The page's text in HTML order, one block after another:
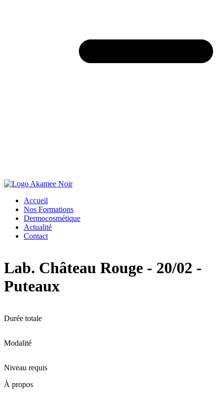
Accueil
Nos Formations
Dermocosmétique
Actualité
Contact
Lab. Château Rouge - 20/02 -
Puteaux
Durée totale
Modalité
Niveau requis
À propos